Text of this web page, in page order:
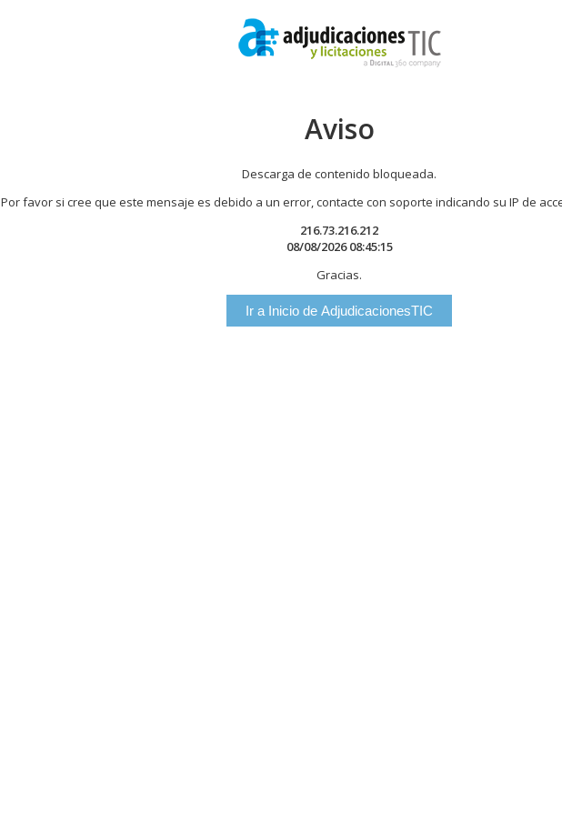
Aviso
Descarga de contenido bloqueada.
Por favor si cree que este mensaje es debido a un error, contacte con soporte indicando su IP de
216.73.216.212
08/08/2026 08:45:15
Gracias.